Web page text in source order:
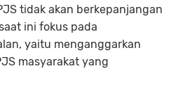
tidak akan berkepanjangan
ini fokus pada
yaitu menganggarkan
masyarakat yang